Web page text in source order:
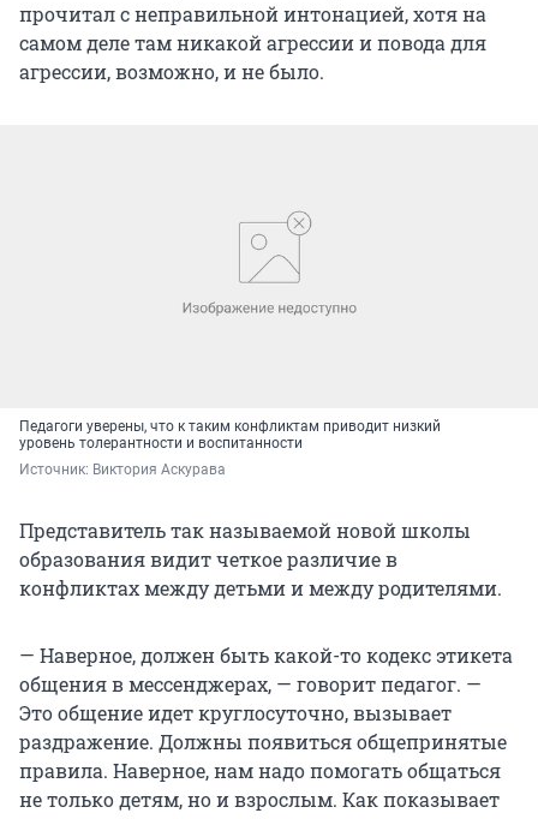
прочитал с неправильной интонацией, хотя на
самом деле там никакой агрессии и повода для
агрессии, возможно, и не было.
Педагоги уверены, что к таким конфликтам приводит низкий
уровень толерантности и воспитанности
Источник: Виктория Аскурава
Представитель так называемой новой школы
образования видит четкое различие в
конфликтах между детьми и между родителями.
— Наверное, должен быть какой-то кодекс этикета
общения в мессенджерах, — говорит педагог. —
Это общение идет круглосуточно, вызывает
раздражение. Должны появиться общепринятые
правила. Наверное, нам надо помогать общаться
не только детям, но и взрослым. Как показывает